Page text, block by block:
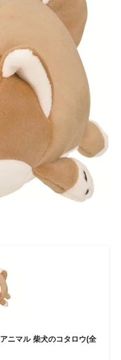
ニマル 柴犬のコタロウ(全